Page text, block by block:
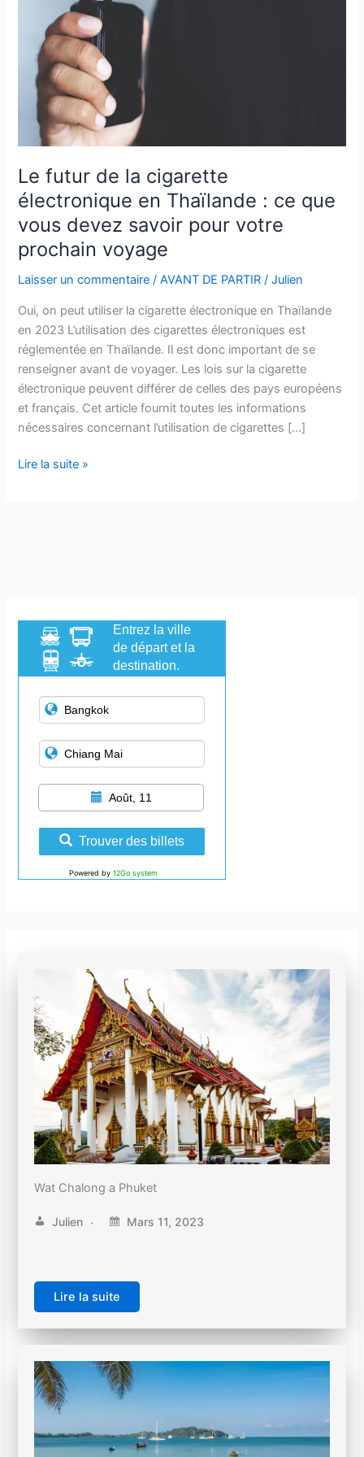
Le futur de la cigarette
électronique en Thaïlande : ce que
vous devez savoir pour votre
prochain voyage
Laisser un commentaire /AVANT DE PARTIR /Julien
Oui, on peut utiliser la cigarette électronique en Thaïlande
en 2023 L’utilisation des cigarettes électroniques est
réglementée en Thaïlande. Il est donc important de se
renseigner avant de voyager. Les lois sur la cigarette
électronique peuvent différer de celles des pays européens
et français. Cet article fournit toutes les informations
nécessaires concernant l’utilisation de cigarettes […]
électronique
Thaïlande
que
vous
devez
pour
votre
prochain
voyage
Lire la suite »
Entrez la ville
de départ et la
destination.
Août, 11
Trouver des billets
Powered by12Go system
Wat Chalong a Phuket
Julien Mars 11, 2023
Lire la suite